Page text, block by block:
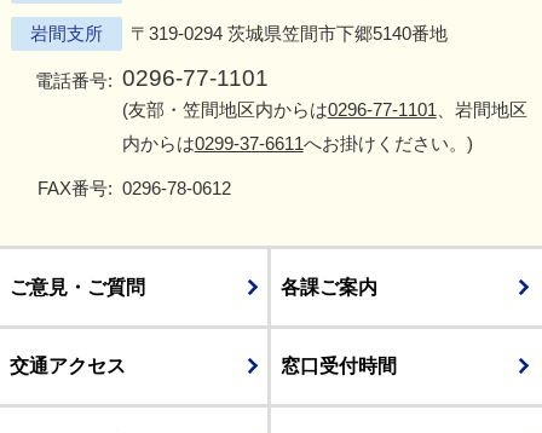
岩間支所 〒319-0294 茨城県笠間市下郷5140番地
電話番号: 0296-77-1101
(友部・笠間地区内からは0296-77-1101 、岩間地区
内からは0299-37-6611へお掛けください。)
FAX番号: 0296-78-0612
ご意見・ご質問 各課ご案内
交通アクセス 窓口受付時間